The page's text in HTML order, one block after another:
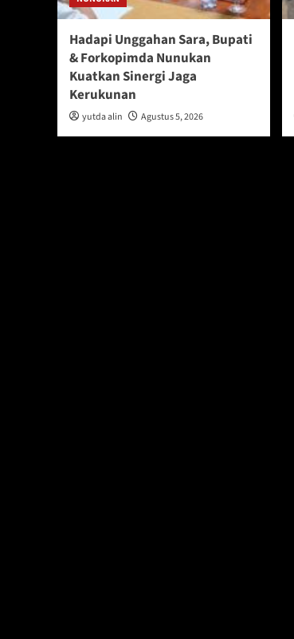
Hadapi Unggahan Sara, Bupati
& Forkopimda Nunukan
Kuatkan Sinergi Jaga
Kerukunan
yutda alin Agustus 5, 2026